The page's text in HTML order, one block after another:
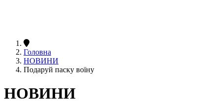
Головна
НОВИНИ
Подаруй паску воїну
НОВИНИ